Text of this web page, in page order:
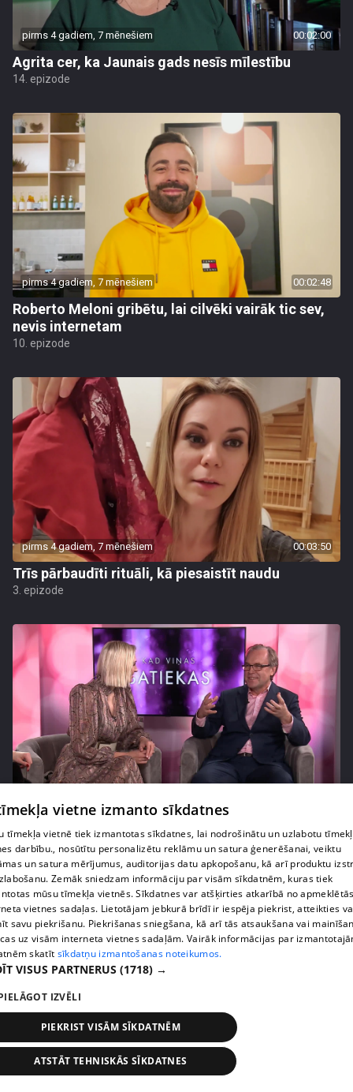
pirms 4 gadiem, 7 mēnešiem 00:02:00
Agrita cer, ka Jaunais gads nesīs mīlestību
14. epizode
pirms 4 gadiem, 7 mēnešiem 00:02:48
Roberto Meloni gribētu, lai cilvēki vairāk tic sev,
nevis internetam
10. epizode
pirms 4 gadiem, 7 mēnešiem 00:03:50
Trīs pārbaudīti rituāli, kā piesaistīt naudu
3. epizode
Cik daudz patiesībā zvaigžņu kartē redz
astrologs? Skaidro Andris Račs
16. epizode
pirms 4 gadiem, 7 mēnešiem
vietne izmanto sīkdatnes
tīmekļa vietnē tiek izmantotas sīkdatnes, lai nodrošinātu un uzlabotu
darbību., nosūtītu personalizētu reklāmu un satura ģenerēšanai, veiktu
un satura mērījumus, auditorijas datu apkopošanu, kā arī produktu
Zemāk sniedzam informāciju par visām sīkdatnēm, kuras tiek
mūsu tīmekļa vietnēs. Sīkdatnes var atšķirties atkarībā no
vietnes sadaļas. Lietotājam jebkurā brīdī ir iespēja piekrist, atteikties
savu piekrišanu. Piekrišanas sniegšana, kā arī tās atsaukšana vai
uz visām interneta vietnes sadaļām. Vairāk informācijas par
skatīt sīkdatņu izmantošanas noteikumos.
VISUS PARTNERUS (1718) →
IZVĒLI
PIEKRIST VISĀM SĪKDATNĒM
ATSTĀT TEHNISKĀS SĪKDATNES